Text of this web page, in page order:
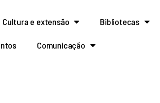
Cultura e extensão Bibliotecas
Comunicação